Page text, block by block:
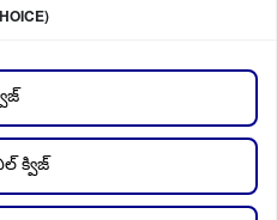
క్విజ్